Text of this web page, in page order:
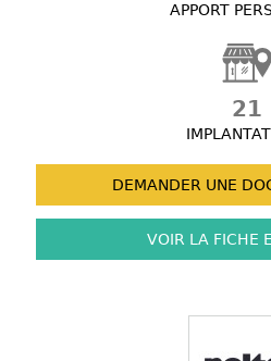
APPORT
21
DEMANDER UNE
VOIR LA FICHE